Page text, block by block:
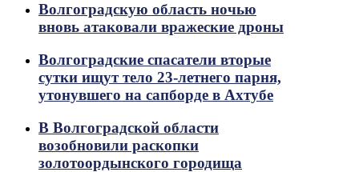
Волгоградскую область ночью
вновь атаковали вражеские дроны
Волгоградские спасатели вторые
сутки ищут тело 23-летнего парня,
утонувшего на сапборде в Ахтубе
В Волгоградской области
возобновили раскопки
золотоордынского городища